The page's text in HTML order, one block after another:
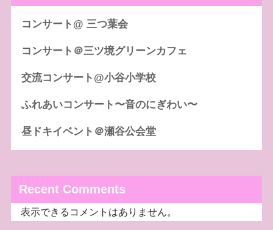
コンサート@ 三つ葉会
コンサート＠三ツ境グリーンカフェ
交流コンサート@小谷小学校
ふれあいコンサート〜音のにぎわい〜
昼ドキイベント＠瀬谷公会堂
Recent Comments
表示できるコメントはありません。